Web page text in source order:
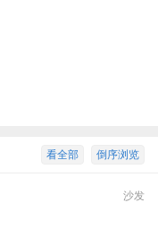
倒序浏览
看全部
沙发